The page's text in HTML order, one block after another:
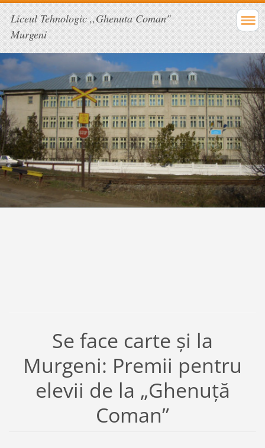
Liceul Tehnologic ,,Ghenuta Coman"
Murgeni
Se face carte și la
Murgeni: Premii pentru
elevii de la „Ghenuță
Coman”